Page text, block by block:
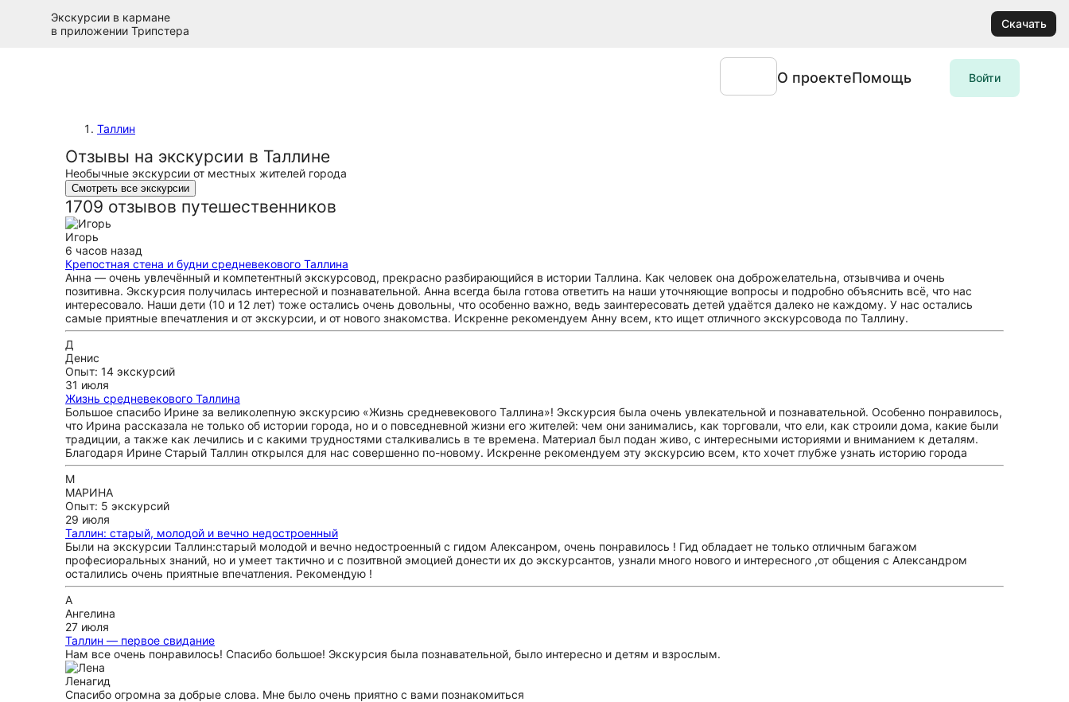
Экскурсии в кармане
в приложении Трипстера
Скачать
О проектеПомощь Войти
Таллин
Отзывы на экскурсии в Таллине
Необычные экскурсии от местных жителей города
Смотреть все экскурсии
1709 отзывов путешественников
Игорь
6 часов назад
Крепостная стена и будни средневекового Таллина
Анна — очень увлечённый и компетентный экскурсовод, прекрасно разбирающийся в истории Таллина. Как человек она доброжелательна, отзывчива и очень
позитивна. Экскурсия получилась интересной и познавательной. Анна всегда была готова ответить на наши уточняющие вопросы и подробно объяснить всё, что нас
интересовало. Наши дети (10 и 12 лет) тоже остались очень довольны, что особенно важно, ведь заинтересовать детей удаётся далеко не каждому. У нас остались
самые приятные впечатления и от экскурсии, и от нового знакомства. Искренне рекомендуем Анну всем, кто ищет отличного экскурсовода по Таллину.
Д
Денис
Опыт: 14 экскурсий
31 июля
Жизнь средневекового Таллина
Большое спасибо Ирине за великолепную экскурсию «Жизнь средневекового Таллина»! Экскурсия была очень увлекательной и познавательной. Особенно понравилось,
что Ирина рассказала не только об истории города, но и о повседневной жизни его жителей: чем они занимались, как торговали, что ели, как строили дома, какие были
традиции, а также как лечились и с какими трудностями сталкивались в те времена. Материал был подан живо, с интересными историями и вниманием к деталям.
Благодаря Ирине Старый Таллин открылся для нас совершенно по-новому. Искренне рекомендуем эту экскурсию всем, кто хочет глубже узнать историю города
М
МАРИНА
Опыт: 5 экскурсий
29 июля
Таллин: старый, молодой и вечно недостроенный
Были на экскурсии Таллин:старый молодой и вечно недостроенный с гидом Алексанром, очень понравилось ! Гид обладает не только отличным багажом
професиоральных знаний, но и умеет тактично и с позитвной эмоцией донести их до экскурсантов, узнали много нового и интересного ,от общения с Александром
осталились очень приятные впечатления. Рекомендую !
А
Ангелина
27 июля
Таллин — первое свидание
Нам все очень понравилось! Спасибо большое! Экскурсия была познавательной, было интересно и детям и взрослым.
Ленагид
Спасибо огромна за добрые слова. Мне было очень приятно с вами познакомиться